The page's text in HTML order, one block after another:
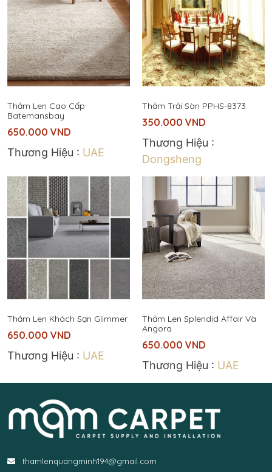
Thảm Len Cao Cấp
Batemansbay
650.000 VND
Thương Hiệu : UAE
Thảm Trải Sàn PPHS-8373
350.000 VND
Thương Hiệu :
Dongsheng
Thảm Len Khách Sạn Glimmer
650.000 VND
Thương Hiệu : UAE
Thảm Len Splendid Affair Và
Angora
650.000 VND
Thương Hiệu : UAE
thamlenquangminh194@gmail.com